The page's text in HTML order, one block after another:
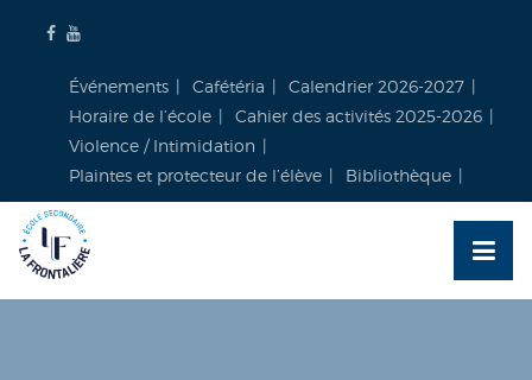
Événements Cafétéria
Calendrier 2026-2027
Horaire de l’école
Cahier des activités 2025-2026
Violence / Intimidation
Plaintes et protecteur de l’élève
Bibliothèque